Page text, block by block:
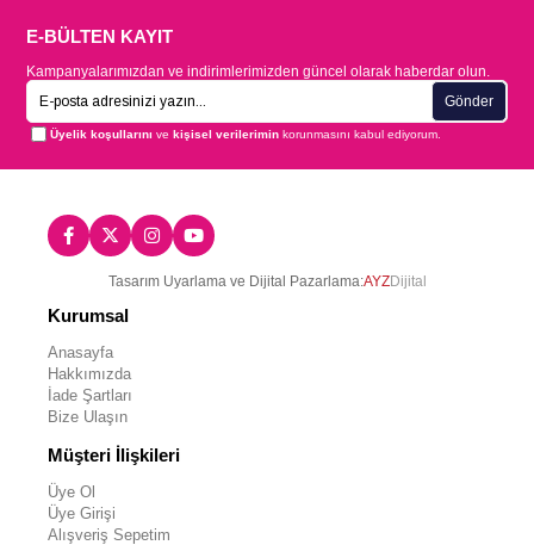
E-BÜLTEN KAYIT
Kampanyalarımızdan ve indirimlerimizden güncel olarak haberdar olun.
Gönder
Üyelik koşullarını vekişisel verilerimin korunmasını kabul ediyorum.
Tasarım Uyarlama ve Dijital Pazarlama:AYZDijital
Kurumsal
Anasayfa
Hakkımızda
İade Şartları
Bize Ulaşın
Müşteri İlişkileri
Üye Ol
Üye Girişi
Alışveriş Sepetim